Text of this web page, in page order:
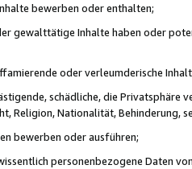
bewerben oder enthalten;
gewalttätige Inhalte haben oder
oder verleumderische
schädliche, die Privatsphäre
Religion, Nationalität, Behinderung,
bewerben oder ausführen;
personenbezogene Daten